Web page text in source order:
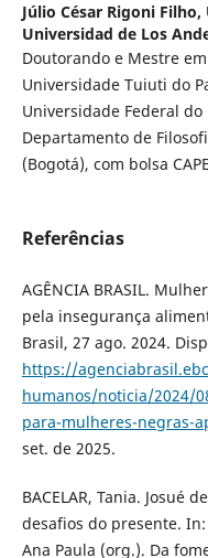
Júlio César Rigoni Filho,
Universidad de Los
Doutorando e Mestre
Universidade Tuiuti do
Universidade Federal
Departamento de
(Bogotá), com bolsa
Referências
AGÊNCIA BRASIL.
pela insegurança
Brasil, 27 ago. 2024.
https://
humanos/noticia/2024/
para-mulheres-negras-
set. de 2025.
BACELAR, Tania. Josué
desafios do presente. In:
Ana Paula (org.). Da